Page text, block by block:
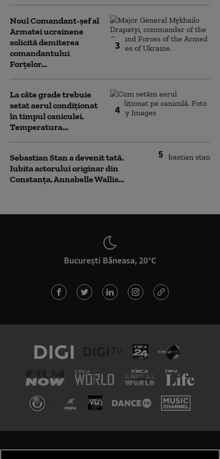
3
Noul Comandant-șef al
Armatei ucrainene
solicită demiterea
comandantului
Forțelor...
4
La câte grade trebuie
setat aerul condiționat
în timpul caniculei.
Temperatura...
5
Sebastian Stan a devenit tată.
Iubita actorului originar din
Constanța, Annabelle Wallis...
București Băneasa, 20°C